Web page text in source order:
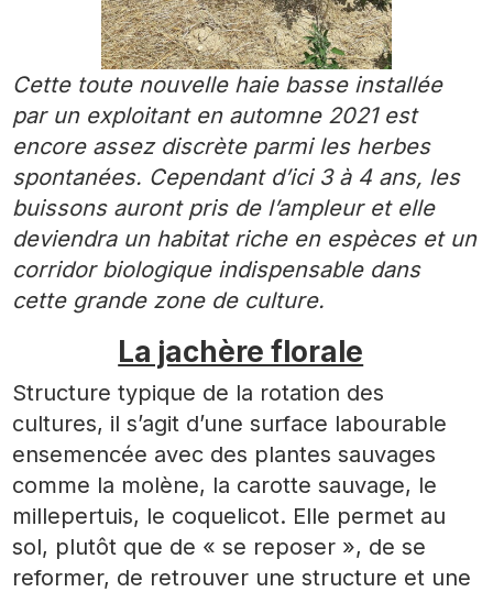
Cette toute nouvelle haie basse installée
par un exploitant en automne 2021 est
encore assez discrète parmi les herbes
spontanées. Cependant d’ici 3 à 4 ans, les
buissons auront pris de l’ampleur et elle
deviendra un habitat riche en espèces et un
corridor biologique indispensable dans
cette grande zone de culture.
La jachère florale
Structure typique de la rotation des
cultures, il s’agit d’une surface labourable
ensemencée avec des plantes sauvages
comme la molène, la carotte sauvage, le
millepertuis, le coquelicot. Elle permet au
sol, plutôt que de « se reposer », de se
reformer, de retrouver une structure et une